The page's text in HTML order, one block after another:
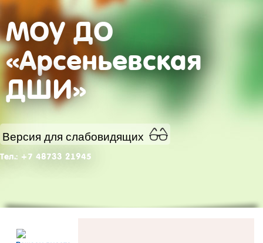
МОУ ДО
«Арсеньевская
ДШИ»
Версия для слабовидящих
Тел.: +7 48733 21945